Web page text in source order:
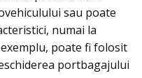
sau poate
numai la
poate fi folosit
portbagajului